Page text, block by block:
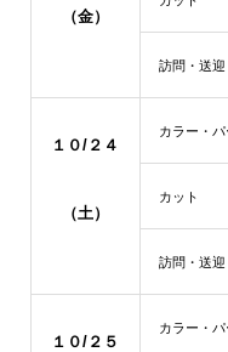
（金）
訪問・送迎
１０/２４
（土）
カラー・パ
カット
訪問・送迎
１０/２５
カラー・パ